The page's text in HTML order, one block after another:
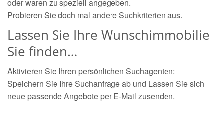
oder waren zu speziell angegeben.
Probieren Sie doch mal andere Suchkriterien aus.
Lassen Sie Ihre Wunschimmobilie
Sie finden…
Aktivieren Sie Ihren persönlichen Suchagenten:
Speichern Sie Ihre Suchanfrage ab und Lassen Sie sich
neue passende Angebote per E-Mail zusenden.